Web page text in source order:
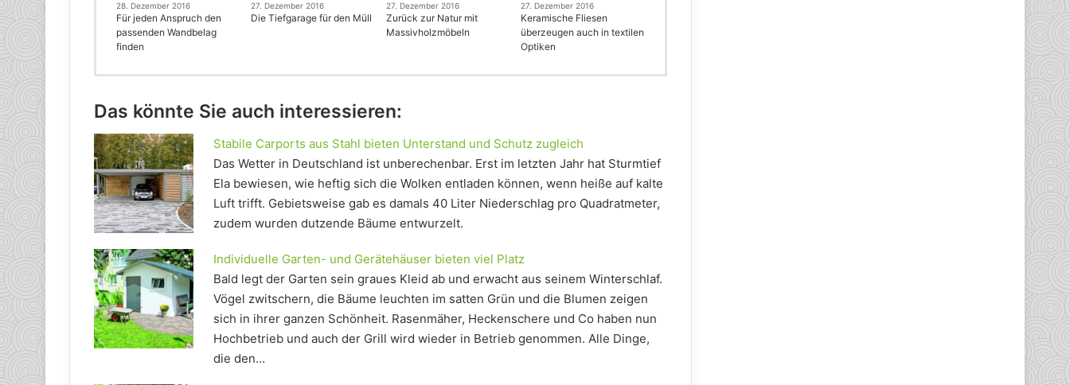
28. Dezember 2016
Für jeden Anspruch den
passenden Wandbelag
finden
27. Dezember 2016
Die Tiefgarage für den Müll
27. Dezember 2016
Zurück zur Natur mit
Massivholzmöbeln
27. Dezember 2016
Keramische Fliesen
überzeugen auch in textilen
Optiken
Das könnte Sie auch interessieren:
Stabile Carports aus Stahl bieten Unterstand und Schutz zugleich
Das Wetter in Deutschland ist unberechenbar. Erst im letzten Jahr hat Sturmtief
Ela bewiesen, wie heftig sich die Wolken entladen können, wenn heiße auf kalte
Luft trifft. Gebietsweise gab es damals 40 Liter Niederschlag pro Quadratmeter,
zudem wurden dutzende Bäume entwurzelt.
Individuelle Garten- und Gerätehäuser bieten viel Platz
Bald legt der Garten sein graues Kleid ab und erwacht aus seinem Winterschlaf.
Vögel zwitschern, die Bäume leuchten im satten Grün und die Blumen zeigen
sich in ihrer ganzen Schönheit. Rasenmäher, Heckenschere und Co haben nun
Hochbetrieb und auch der Grill wird wieder in Betrieb genommen. Alle Dinge,
die den…